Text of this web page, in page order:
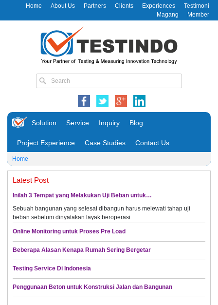
Home About Us Partners Clients Experiences
Testimoni
Magang
Member
Solution Service Inquiry Blog
Project Experience Case Studies Contact Us
Home
Latest Post
Inilah 3 Tempat yang Melakukan Uji Beban untuk…
Sebuah bangunan yang selesai dibangun harus melewati tahap uji
beban sebelum dinyatakan layak beroperasi.…
Online Monitoring untuk Proses Pre Load
Beberapa Alasan Kenapa Rumah Sering Bergetar
Testing Service Di Indonesia
Penggunaan Beton untuk Konstruksi Jalan dan Bangunan